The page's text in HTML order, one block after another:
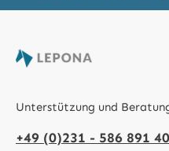
Unterstützung und
+49 (0)231 - 586 891 40